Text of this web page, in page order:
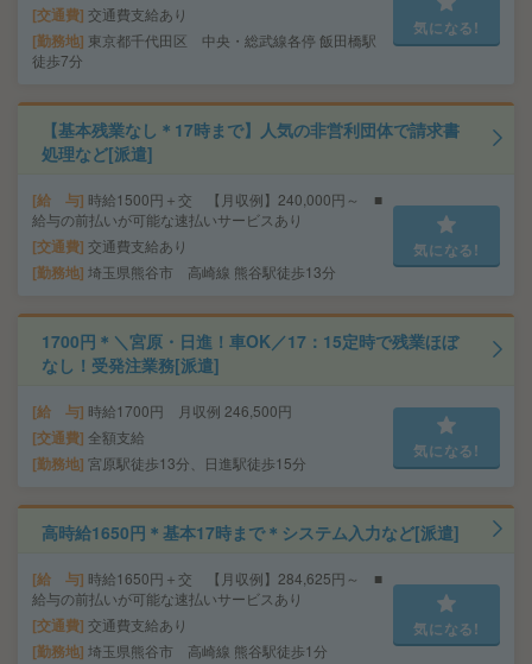
交通費 交通費支給あり
勤務地 東京都千代田区 中央・総武線各停 飯田橋駅
徒歩7分
気になる!
【基本残業なし＊17時まで】人気の非営利団体で請求書
処理など[派遣]
給 与 時給1500円＋交 【月収例】240,000円～ ■
給与の前払いが可能な速払いサービスあり
交通費 交通費支給あり
勤務地 埼玉県熊谷市 高崎線 熊谷駅徒歩13分
気になる!
1700円＊＼宮原・日進！車OK／17：15定時で残業ほぼ
なし！受発注業務[派遣]
給 与 時給1700円 月収例 246,500円
交通費 全額支給
勤務地 宮原駅徒歩13分、日進駅徒歩15分
気になる!
高時給1650円＊基本17時まで＊システム入力など[派遣]
給 与 時給1650円＋交 【月収例】284,625円～ ■
給与の前払いが可能な速払いサービスあり
交通費 交通費支給あり
勤務地 埼玉県熊谷市 高崎線 熊谷駅徒歩1分
気になる!